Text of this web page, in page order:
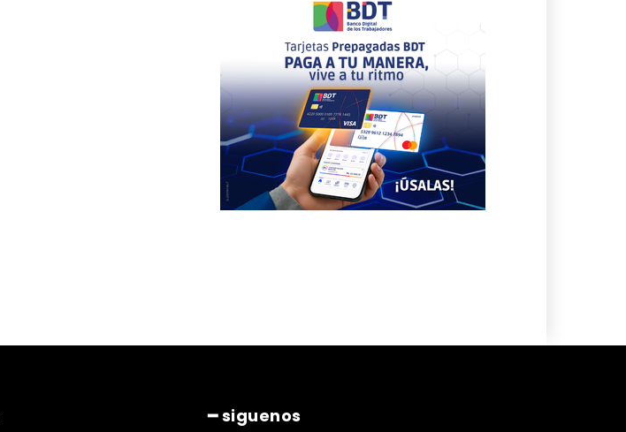
━ siguenos